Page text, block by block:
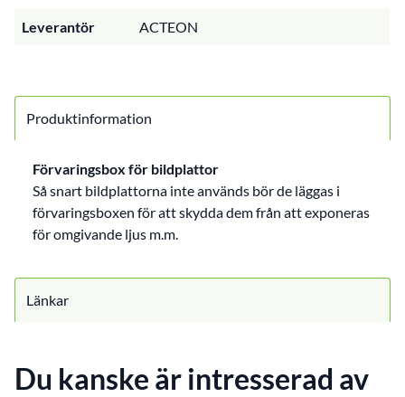
Leverantör ACTEON
Produktinformation
Förvaringsbox för bildplattor
Så snart bildplattorna inte används bör de läggas i
förvaringsboxen för att skydda dem från att exponeras
för omgivande ljus m.m.
Länkar
Du kanske är intresserad av